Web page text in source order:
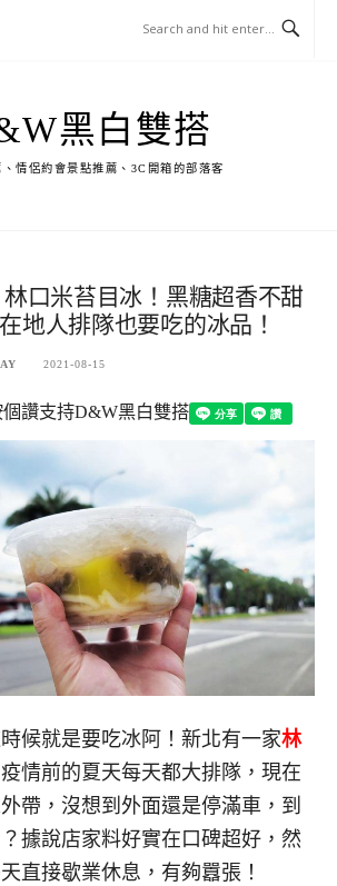
黑白雙搭
、情侶約會景點推薦、3C開箱的部落客
口米苔目冰！黑糖超香不甜
地人排隊也要吃的冰品！
2021-08-15
個讚支持D&W黑白雙搭
候就是要吃冰阿！新北有一家林
情前的夏天每天都大排隊，現在
帶，沒想到外面還是停滿車，到
據說店家料好實在口碑超好，然
直接歇業休息，有夠囂張！